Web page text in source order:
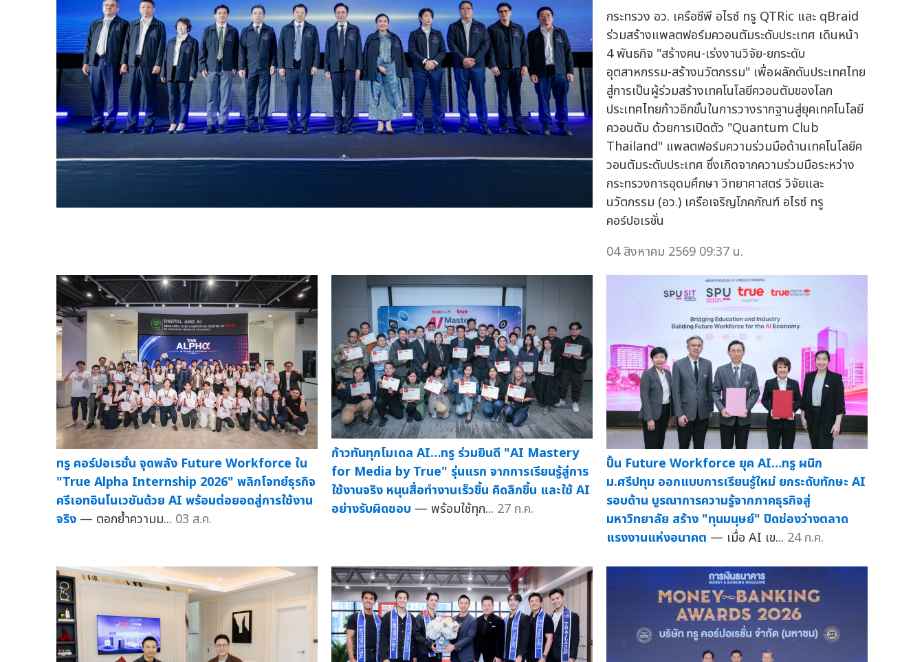
กระทรวง อว. เครือซีพี อไรซ์ ทรู QTRic และ qBraid
ร่วมสร้างแพลตฟอร์มควอนตัมระดับประเทศ เดินหน้า
4 พันธกิจ "สร้างคน-เร่งงานวิจัย-ยกระดับ
อุตสาหกรรม-สร้างนวัตกรรม" เพื่อผลักดันประเทศไทย
สู่การเป็นผู้ร่วมสร้างเทคโนโลยีควอนตัมของโลก
ประเทศไทยก้าวอีกขั้นในการวางรากฐานสู่ยุคเทคโนโลยี
ควอนตัม ด้วยการเปิดตัว "Quantum Club
Thailand" แพลตฟอร์มความร่วมมือด้านเทคโนโลยีค
วอนตัมระดับประเทศ ซึ่งเกิดจากความร่วมมือระหว่าง
กระทรวงการอุดมศึกษา วิทยาศาสตร์ วิจัยและ
นวัตกรรม (อว.) เครือเจริญโภคภัณฑ์ อไรซ์ ทรู
คอร์ปอเรชั่น
04 สิงหาคม 2569 09:37 น.
ทรู คอร์ปอเรชั่น จุดพลัง Future Workforce ใน
"True Alpha Internship 2026" พลิกโจทย์ธุรกิจ
ครีเอทอินโนเวชันด้วย AI พร้อมต่อยอดสู่การใช้งาน
จริง — ตอกย้ำความม... 03 ส.ค.
ก้าวทันทุกโมเดล AI…ทรู ร่วมยินดี "AI Mastery
for Media by True" รุ่นแรก จากการเรียนรู้สู่การ
ใช้งานจริง หนุนสื่อทำงานเร็วขึ้น คิดลึกขึ้น และใช้ AI
อย่างรับผิดชอบ — พร้อมใช้ทุก... 27 ก.ค.
ปั้น Future Workforce ยุค AI…ทรู ผนึก
ม.ศรีปทุม ออกแบบการเรียนรู้ใหม่ ยกระดับทักษะ AI
รอบด้าน บูรณาการความรู้จากภาคธุรกิจสู่
มหาวิทยาลัย สร้าง "ทุนมนุษย์" ปิดช่องว่างตลาด
แรงงานแห่งอนาคต — เมื่อ AI เข... 24 ก.ค.